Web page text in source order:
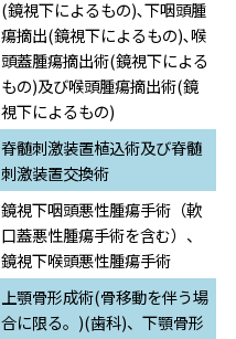
(鏡視下によるもの)､下咽頭腫
瘍摘出(鏡視下によるもの)､喉
頭蓋腫瘍摘出術(鏡視下による
もの)及び喉頭腫瘍摘出術(鏡
視下によるもの)
脊髄刺激装置植込術及び脊髄
刺激装置交換術
鏡視下咽頭悪性腫瘍手術（軟
口蓋悪性腫瘍手術を含む）、
鏡視下喉頭悪性腫瘍手術
上顎骨形成術(骨移動を伴う場
合に限る。)(歯科)、下顎骨形